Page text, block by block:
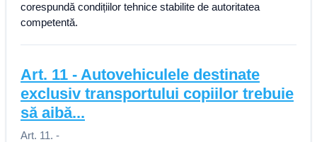
corespundă condițiilor tehnice stabilite de autoritatea
competentă.
Art. 11 - Autovehiculele destinate
exclusiv transportului copiilor trebuie
să aibă...
Art. 11. -